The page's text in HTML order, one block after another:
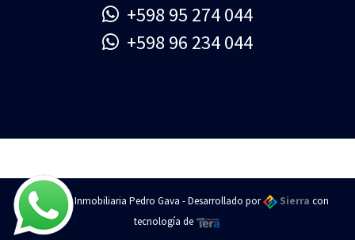
+598 95 274 044
+598 96 234 044
Piriapolis - Inmobiliaria Pedro Gava - Desarrollado por Sierra con
tecnología de